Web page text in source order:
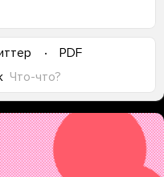
PDF
Что-что?